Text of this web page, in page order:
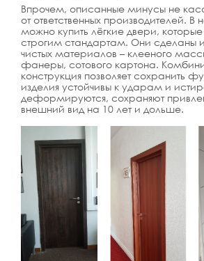
Впрочем, описанные минусы не
от ответственных производителей.
можно купить лёгкие двери,
строгим стандартам. Они сделаны
чистых материалов – клееного
фанеры, сотового картона.
конструкция позволяет сохранить
изделия устойчивы к ударам и
деформируются, сохраняют
внешний вид на 10 лет и дольше.